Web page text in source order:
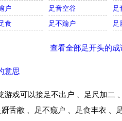
户 足音空谷
足
食 足不踰户 足
查看全部足开头的成
意思
游戏可以接足不出户 、足尺加二
舌敝 、足不窥户 、足食丰衣 、